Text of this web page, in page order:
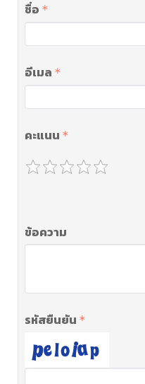
ชื่อ
อีเมล
คะแนน
ข้อความ
รหัสยืนยัน